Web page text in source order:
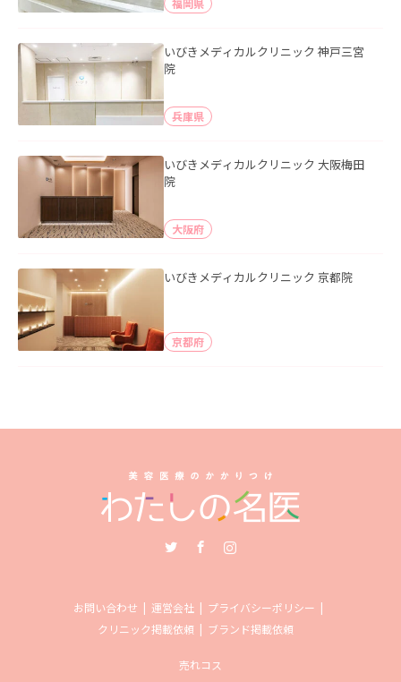
福岡県
いびきメディカルクリニック 神戸三宮
院
兵庫県
いびきメディカルクリニック 大阪梅田
院
大阪府
いびきメディカルクリニック 京都院
京都府
お問い合わせ 運営会社
プライバシーポリシー
クリニック掲載依頼
ブランド掲載依頼
売れコス